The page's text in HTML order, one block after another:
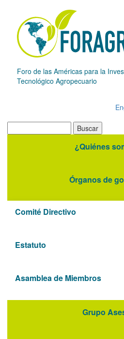
contenido
principal
Foro de las Américas para la
Tecnológico Agropecuario
cuenta
¿Quiénes
Órganos de
Comité Directivo
Estatuto
Asamblea de Miembros
Grupo